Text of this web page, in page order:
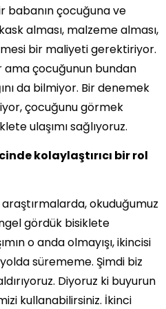
babanın çocuğuna ve
alması, malzeme alması,
bir maliyeti gerektiriyor.
ama çocuğunun bundan
da bilmiyor. Bir denemek
çocuğunu görmek
ulaşımı sağlıyoruz.
kolaylaştırıcı bir rol
araştırmalarda, okuduğumuz
gördük bisiklete
o anda olmayışı, ikincisi
sürememe. Şimdi biz
Diyoruz ki buyurun
kullanabilirsiniz. İkinci